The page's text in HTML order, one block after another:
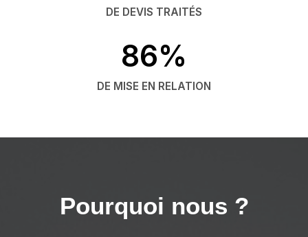
DE DEVIS TRAITÉS
86%
DE MISE EN RELATION
Pourquoi nous ?